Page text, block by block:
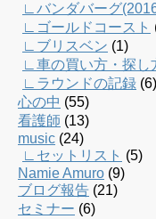
∟バンダバーグ
∟ゴールドコースト
∟ブリスベン (1)
∟車の買い方・探し
∟ラウンドの記録 (6)
心の中 (55)
看護師 (13)
music (24)
∟セットリスト (5)
Namie Amuro (9)
ブログ報告 (21)
セミナー (6)